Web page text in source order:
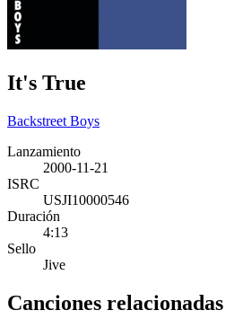
It's True
Backstreet Boys
Lanzamiento
2000-11-21
ISRC
USJI10000546
Duración
4:13
Sello
Jive
Canciones relacionadas